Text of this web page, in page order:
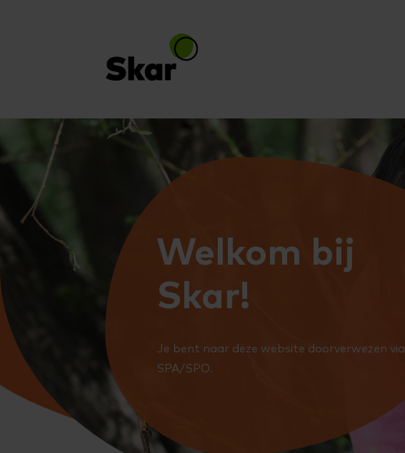
Welkom bij
Skar!
Je bent naar deze website doorverwezen via
SPA/SPO.